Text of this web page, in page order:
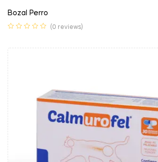
Bozal Perro
(0 reviews)